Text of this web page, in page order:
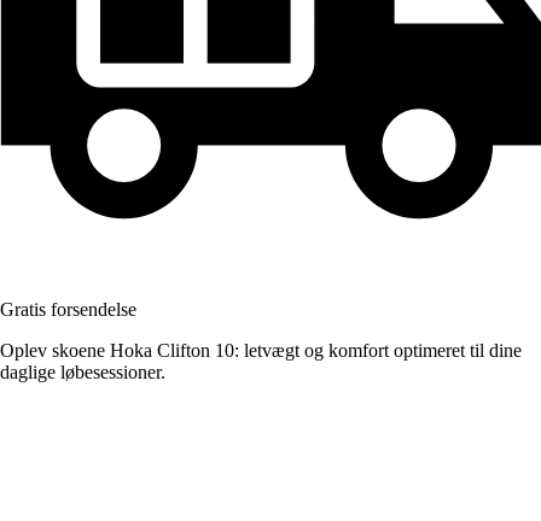
Gratis forsendelse
Oplev skoene Hoka Clifton 10: letvægt og komfort optimeret til dine
daglige løbesessioner.